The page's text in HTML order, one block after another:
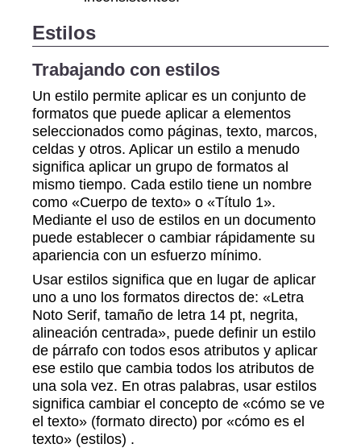
Estilos
Trabajando con estilos
Un estilo permite aplicar es un conjunto de
formatos que puede aplicar a elementos
seleccionados como páginas, texto, marcos,
celdas y otros. Aplicar un estilo a menudo
significa aplicar un grupo de formatos al
mismo tiempo. Cada estilo tiene un nombre
como «Cuerpo de texto» o «Título 1».
Mediante el uso de estilos en un documento
puede establecer o cambiar rápidamente su
apariencia con un esfuerzo mínimo.
Usar estilos significa que en lugar de aplicar
uno a uno los formatos directos de: «Letra
Noto Serif, tamaño de letra 14 pt, negrita,
alineación centrada», puede definir un estilo
de párrafo con todos esos atributos y aplicar
ese estilo que cambia todos los atributos de
una sola vez. En otras palabras, usar estilos
significa cambiar el concepto de «cómo se ve
el texto» (formato directo) por «cómo es el
texto» (estilos) .